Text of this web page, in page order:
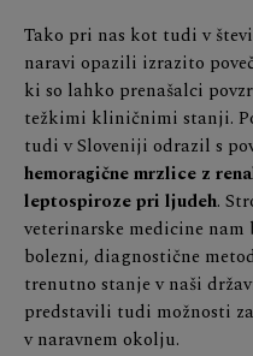
Tako pri nas kot tudi v
naravi opazili izrazito
ki so lahko prenašalci
težkimi kliničnimi stanji.
tudi v Sloveniji odrazil s
hemoragične mrzlice z
leptospiroze pri ljudeh.
veterinarske medicine nam
bolezni, diagnostične
trenutno stanje v naši
predstavili tudi možnosti
v naravnem okolju.